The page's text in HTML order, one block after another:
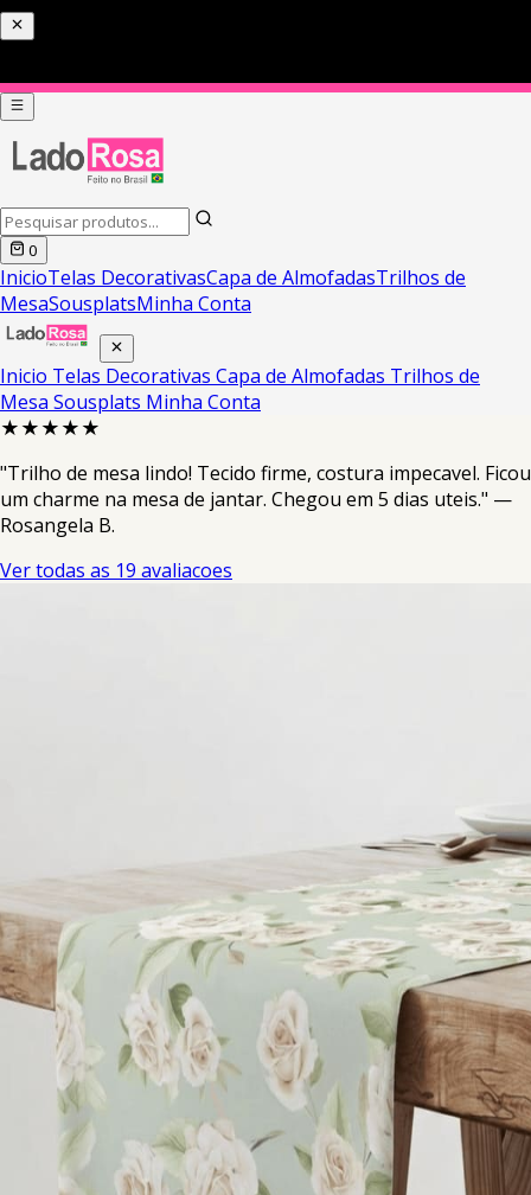
0
InicioTelas DecorativasCapa de AlmofadasTrilhos de
MesaSousplatsMinha Conta
Inicio Telas Decorativas Capa de Almofadas Trilhos de
Mesa Sousplats Minha Conta
★★★★★
"Trilho de mesa lindo! Tecido firme, costura impecavel. Ficou
um charme na mesa de jantar. Chegou em 5 dias uteis." —
Rosangela B.
Ver todas as 19 avaliacoes